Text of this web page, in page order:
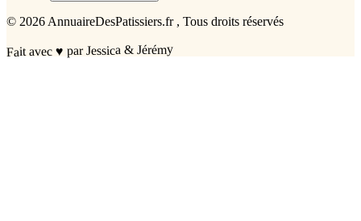
© 2026 AnnuaireDesPatissiers.fr , Tous droits réservés
Fait avec♥ par Jessica & Jérémy